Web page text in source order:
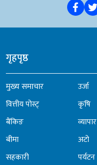
गृहपृष्ठ
मुख्य समाचार
वित्तीय पोस्ट्
बैंकिङ
बीमा
सहकारी
उर्जा
कृषि
व्यापार
अटो
पर्यटन